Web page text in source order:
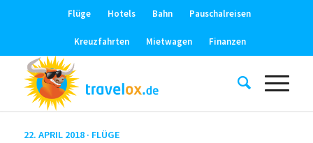
Flüge Hotels Bahn Pauschalreisen
Kreuzfahrten Mietwagen Finanzen
22. APRIL 2018 · FLÜGE